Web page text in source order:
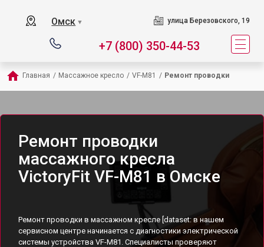
Омск ▼ улица Березовского, 19
+7 (800) 350-44-53
Главная / Массажное кресло / VF-M81 / Ремонт проводки
Ремонт проводки
массажного кресла
VictoryFit VF-M81 в Омске
Ремонт проводки в массажном кресле [dataset: в нашем
сервисном центре начинается с диагностики электрической
системы устройства VF-M81. Специалисты проверяют